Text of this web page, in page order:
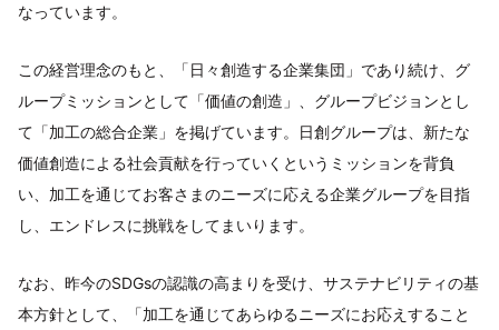
なっています。
この経営理念のもと、「日々創造する企業集団」であり続け、グ
ループミッションとして「価値の創造」、グループビジョンとし
て「加工の総合企業」を掲げています。日創グループは、新たな
価値創造による社会貢献を行っていくというミッションを背負
い、加工を通じてお客さまのニーズに応える企業グループを目指
し、エンドレスに挑戦をしてまいります。
なお、昨今のSDGsの認識の高まりを受け、サステナビリティの基
本方針として、「加工を通じてあらゆるニーズにお応えすること